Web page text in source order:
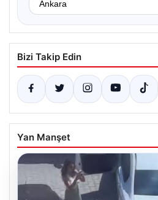
Bizi Takip Edin
Yan Manşet